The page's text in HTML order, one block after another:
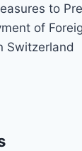
to
of
Switzerland